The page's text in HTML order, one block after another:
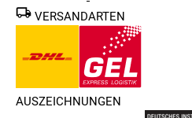
VERSANDARTEN
AUSZEICHNUNGEN